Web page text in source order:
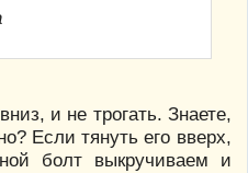
и не трогать. Знаете,
Если тянуть его вверх,
болт выкручиваем и